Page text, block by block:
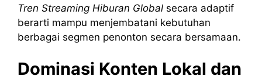
Tren Streaming Hiburan Global secara adaptif
berarti mampu menjembatani kebutuhan
berbagai segmen penonton secara bersamaan.
Dominasi Konten Lokal dan